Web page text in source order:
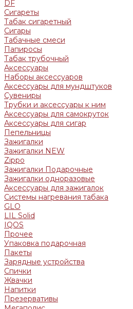
DF
Сигареты
Табак сигаретный
Сигары
Табачные смеси
Папиросы
Табак трубочный
Аксессуары
Наборы аксессуаров
Аксессуары для мундштуков
Сувениры
Трубки и аксессуары к ним
Аксессуары для самокруток
Аксессуары для сигар
Пепельницы
Зажигалки
Зажигалки NEW
Zippo
Зажигалки Подарочные
Зажигалки одноразовые
Аксессуары для зажигалок
Системы нагревания табака
GLO
LIL Solid
IQOS
Прочее
Упаковка подарочная
Пакеты
Зарядные устройства
Спички
Жвачки
Напитки
Презервативы